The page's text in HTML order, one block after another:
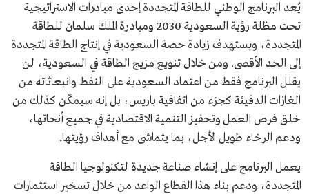
يُعد البرنامج الوطني للطاقة المتجددة إحدى مبادرات الاستراتيجية
تحت مظلة رؤية السعودية 2030 ومبادرة الملك سلمان للطاقة
المتجددة، ويستهدف زيادة حصة السعودية في إنتاج الطاقة المتجددة
إلى الحد الأقصى. ومن خلال تنويع مزيج الطاقة في السعودية، لن
يقلل البرنامج فقط من اعتماد السعودية على النفط وانبعاثاته من
الغازات الدفيئة كجزء من اتفاقية باريس، بل إنه سيمكّن كذلك من​
خلق فرص العمل وتحفيز التنمية الاقتصادية في جميع أنحائها،
ودعم الرخاء طويل الأجل، بما يتماشى مع أهداف رؤيتها.
يعمل البرنامج على إنشاء صناعة جديدة لتكنولوجيا الطاقة
المتجددة، ودعم بناء هذا القطاع الواعد من خلال تسخير استثمارات